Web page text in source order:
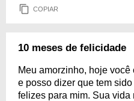
COPIAR
10 meses de felicidade
Meu amorzinho, hoje
e posso dizer que tem
felizes para mim. Sua